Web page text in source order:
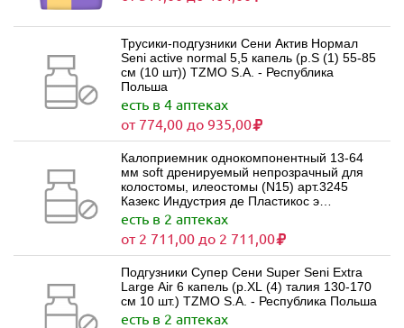
Трусики-подгузники Сени Актив Нормал
Seni active normal 5,5 капель (р.S (1) 55-85
см (10 шт)) TZMO S.A. - Республика
Польша
есть в 4 аптеках
от 774,00 до 935,00
Калоприемник однокомпонентный 13-64
мм soft дренируемый непрозрачный для
колостомы, илеостомы (N15) арт.3245
Казекс Индустрия де Пластикос э
Продутос Медикос Лимитада - Бразилия
есть в 2 аптеках
от 2 711,00 до 2 711,00
Подгузники Супер Сени Super Seni Extra
Large Air 6 капель (р.XL (4) талия 130-170
см 10 шт.) TZMO S.A. - Республика Польша
есть в 2 аптеках